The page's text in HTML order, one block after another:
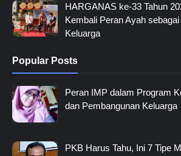
HARGANAS ke-33 Tahun
Kembali Peran Ayah
Keluarga
Popular Posts
Peran IMP dalam Program
dan Pembangunan Keluarga
PKB Harus Tahu, Ini 7 Tipe